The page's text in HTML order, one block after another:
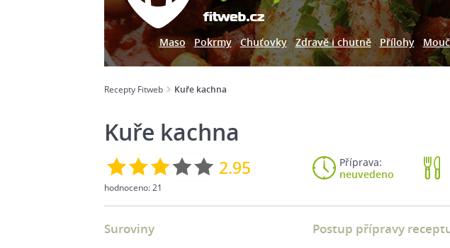
Maso Pokrmy Chuťovky Zdravě i chutně Přílohy
Recepty Fitweb Kuře kachna
Kuře kachna
2.95
hodnoceno:21
Příprava:
neuvedeno
Suroviny Postup přípravy